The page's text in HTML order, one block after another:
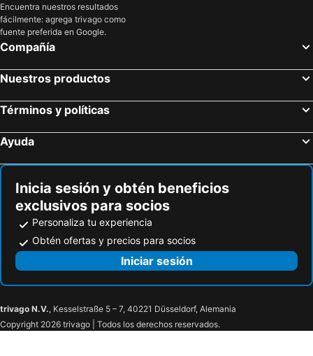
Encuentra nuestros resultados
fácilmente: agrega trivago como
fuente preferida en Google.
Compañía
Nuestros productos
Términos y políticas
Ayuda
Inicia sesión y obtén beneficios
exclusivos para socios
Personaliza tu experiencia
Obtén ofertas y precios para socios
Iniciar sesión
trivago N.V., Kesselstraße 5 – 7, 40221 Düsseldorf, Alemania
Copyright 2026 trivago | Todos los derechos reservados.